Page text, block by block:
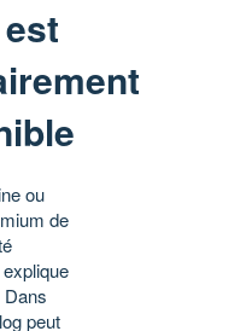
ou
de
Dans
peut